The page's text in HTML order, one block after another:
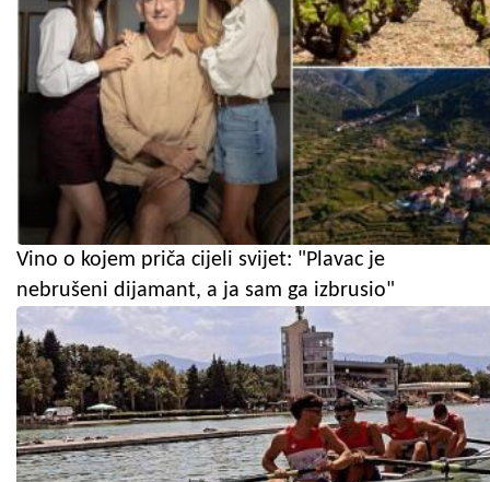
Vino o kojem priča cijeli svijet: "Plavac je
nebrušeni dijamant, a ja sam ga izbrusio"